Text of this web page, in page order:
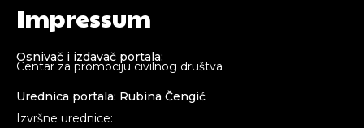
Impressum
Osnivač i izdavač portala:
Centar za promociju civilnog društva
Urednica portala: Rubina Čengić
Izvršne urednice: